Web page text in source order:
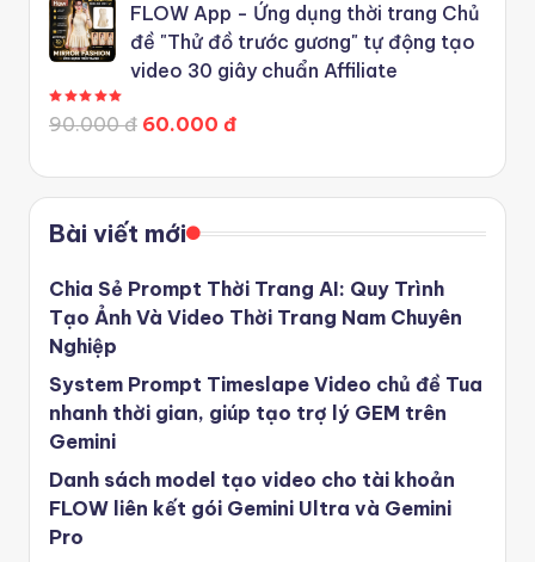
FLOW App - Ứng dụng thời trang Chủ
đề "Thử đồ trước gương" tự động tạo
video 30 giây chuẩn Affiliate
90.000 đ 60.000 đ
Bài viết mới
Chia Sẻ Prompt Thời Trang AI: Quy Trình
Tạo Ảnh Và Video Thời Trang Nam Chuyên
Nghiệp
System Prompt Timeslape Video chủ đề Tua
nhanh thời gian, giúp tạo trợ lý GEM trên
Gemini
Danh sách model tạo video cho tài khoản
FLOW liên kết gói Gemini Ultra và Gemini
Pro